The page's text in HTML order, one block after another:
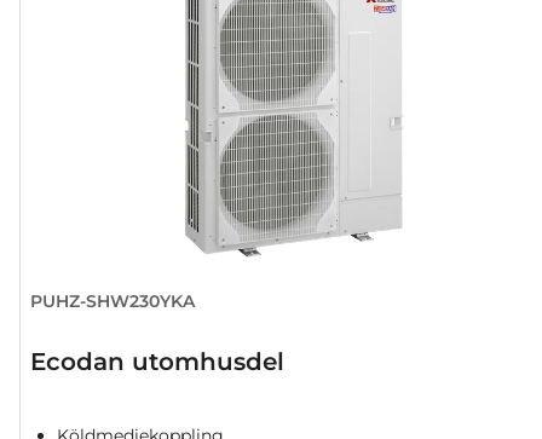
PUHZ-SHW230YKA
Ecodan utomhusdel